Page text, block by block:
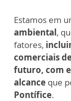
Estamos em
ambiental,
fatores,
comerciais
futuro, com
alcance que
Pontífice.